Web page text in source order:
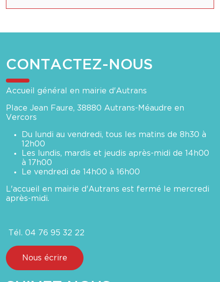
CONTACTEZ-NOUS
Accueil général en mairie d'Autrans
Place Jean Faure, 38880 Autrans-Méaudre en
Vercors
Du lundi au vendredi, tous les matins de 8h30 à
12h00
Les lundis, mardis et jeudis après-midi de 14h00
à 17h00
Le vendredi de 14h00 à 16h00
L'accueil en mairie d'Autrans est fermé le mercredi
après-midi.
Tél. 04 76 95 32 22
Nous écrire